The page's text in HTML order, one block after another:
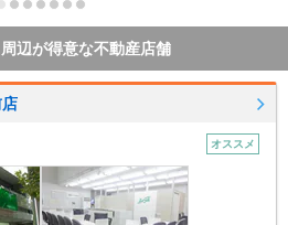
周辺が得意な不動産店舗
オススメ